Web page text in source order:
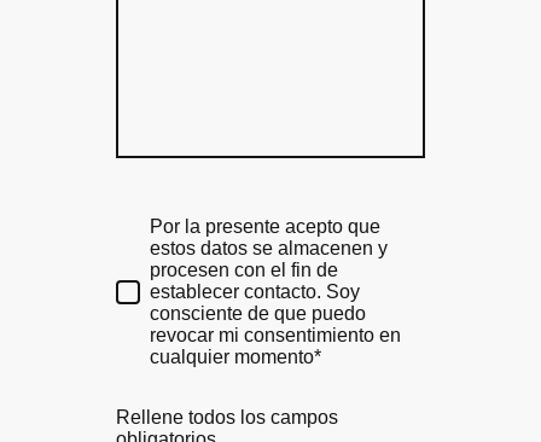
Por la presente acepto que
estos datos se almacenen y
procesen con el fin de
establecer contacto. Soy
consciente de que puedo
revocar mi consentimiento en
cualquier momento*
Rellene todos los campos